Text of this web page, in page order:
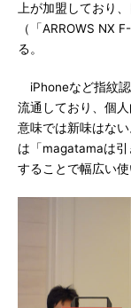
上が加盟しており
（「ARROWS NX
る。
iPhoneなど指紋認
流通しており、個
意味では新味はな
は「magatamaは
することで幅広い使